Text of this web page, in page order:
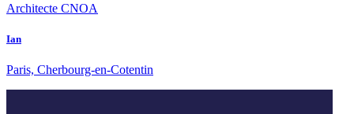
Architecte CNOA
Ian
Paris, Cherbourg-en-Cotentin